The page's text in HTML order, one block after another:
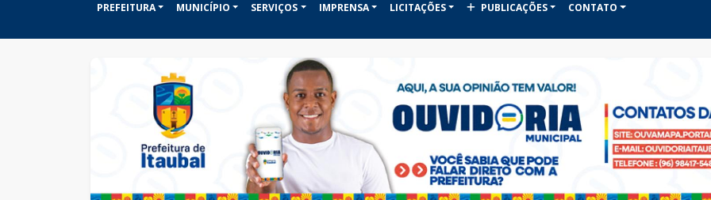
PREFEITURA MUNICÍPIO SERVIÇOS IMPRENSA LICITAÇÕES PUBLICAÇÕES CONTATO